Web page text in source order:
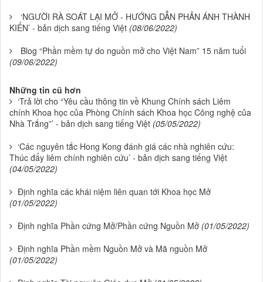
‘NGƯỜI RÀ SOÁT LẠI MỞ - HƯỚNG DẪN PHẢN ÁNH THÀNH
KIẾN’ - bản dịch sang tiếng Việt (08/06/2022)
Blog “Phần mềm tự do nguồn mở cho Việt Nam” 15 năm tuổi
(09/06/2022)
Những tin cũ hơn
‘Trả lời cho “Yêu cầu thông tin về Khung Chính sách Liêm
chính Khoa học của Phòng Chính sách Khoa học Công nghệ của
Nhà Trắng”’ - bản dịch sang tiếng Việt (05/05/2022)
‘Các nguyên tắc Hong Kong đánh giá các nhà nghiên cứu:
Thúc đẩy liêm chính nghiên cứu’ - bản dịch sang tiếng Việt
(04/05/2022)
Định nghĩa các khái niệm liên quan tới Khoa học Mở
(01/05/2022)
Định nghĩa Phần cứng Mở/Phần cứng Nguồn Mở (01/05/2022)
Định nghĩa Phần mềm Nguồn Mở và Mã nguồn Mở
(01/05/2022)